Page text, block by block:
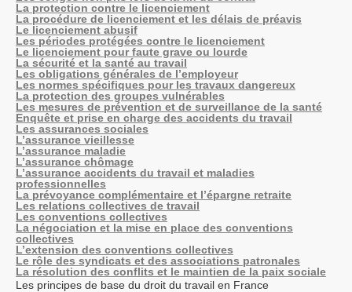
La protection contre le licenciement
La procédure de licenciement et les délais de préavis
Le licenciement abusif
Les périodes protégées contre le licenciement
Le licenciement pour faute grave ou lourde
La sécurité et la santé au travail
Les obligations générales de l’employeur
Les normes spécifiques pour les travaux dangereux
La protection des groupes vulnérables
Les mesures de prévention et de surveillance de la santé
Enquête et prise en charge des accidents du travail
Les assurances sociales
L’assurance vieillesse
L’assurance maladie
L’assurance chômage
L’assurance accidents du travail et maladies
professionnelles
La prévoyance complémentaire et l’épargne retraite
Les relations collectives de travail
Les conventions collectives
La négociation et la mise en place des conventions
collectives
L’extension des conventions collectives
Le rôle des syndicats et des associations patronales
La résolution des conflits et le maintien de la paix sociale
Les principes de base du droit du travail en France